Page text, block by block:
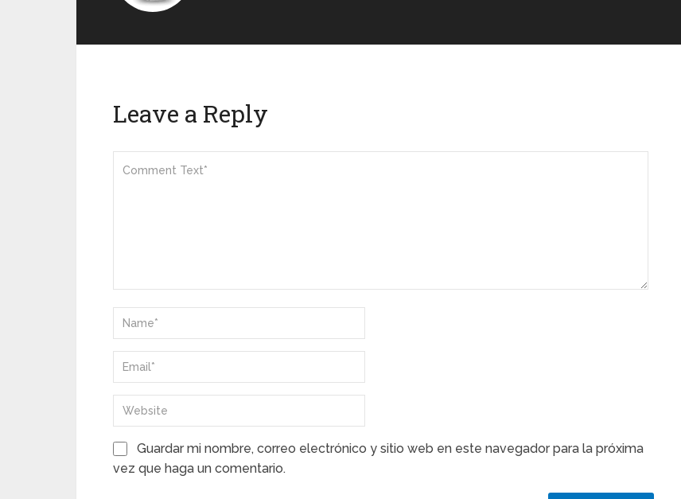
Leave a Reply
Guardar mi nombre, correo electrónico y sitio web en este navegador para la próxima
vez que haga un comentario.